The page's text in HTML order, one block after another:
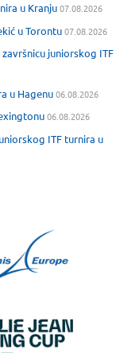
u Kranju07.08.2026
u Torontu07.08.2026
juniorskog ITF
u Hagenu06.08.2026
06.08.2026
ITF turnira u